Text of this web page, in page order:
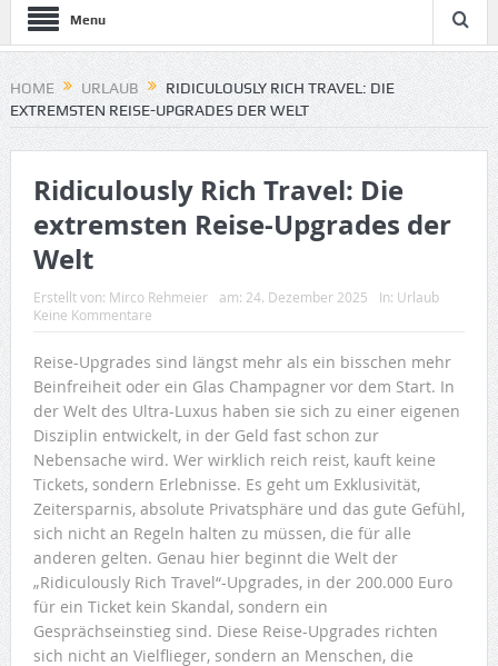
Menu
HOME URLAUB
RIDICULOUSLY RICH TRAVEL: DIE
EXTREMSTEN REISE-UPGRADES DER WELT
Ridiculously Rich Travel: Die
extremsten Reise-Upgrades der
Welt
Erstellt von: Mirco Rehmeier am: 24. Dezember 2025 In: Urlaub
Keine Kommentare
Reise-Upgrades sind längst mehr als ein bisschen mehr
Beinfreiheit oder ein Glas Champagner vor dem Start. In
der Welt des Ultra-Luxus haben sie sich zu einer eigenen
Disziplin entwickelt, in der Geld fast schon zur
Nebensache wird. Wer wirklich reich reist, kauft keine
Tickets, sondern Erlebnisse. Es geht um Exklusivität,
Zeitersparnis, absolute Privatsphäre und das gute Gefühl,
sich nicht an Regeln halten zu müssen, die für alle
anderen gelten. Genau hier beginnt die Welt der
„Ridiculously Rich Travel“-Upgrades, in der 200.000 Euro
für ein Ticket kein Skandal, sondern ein
Gesprächseinstieg sind. Diese Reise-Upgrades richten
sich nicht an Vielflieger, sondern an Menschen, die